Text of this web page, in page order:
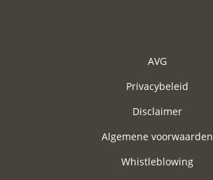
AVG
Privacybeleid
Disclaimer
Algemene voorwaarden
Whistleblowing